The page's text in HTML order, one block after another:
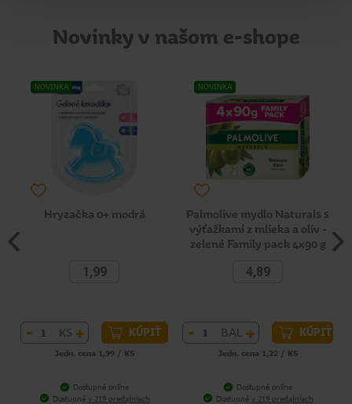
Novinky v našom e-shope
NOVINKA
Hryzačka 0+ modrá
1,99
- KS + KÚPIŤ
Jedn. cena 1,99 / KS
Dostupné online
Dostupné v 219 predajniach
NOVINKA
Palmolive mydlo Naturals s
výťažkami z mlieka a oliv -
zelené Family pack 4x90 g
4,89
- BAL + KÚPIŤ
Jedn. cena 1,22 / KS
Dostupné online
Dostupné v 219 predajniach